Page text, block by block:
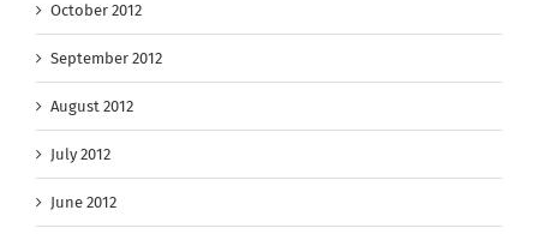
October 2012
September 2012
August 2012
July 2012
June 2012